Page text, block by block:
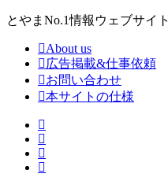
とやまNo.1情報ウェブサイト
About us
広告掲載&仕事依頼
お問い合わせ
本サイトの仕様